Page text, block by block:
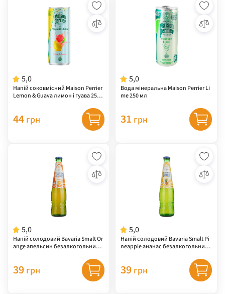
5,0
Напій соковмісний Maison Perrier
Lemon & Guava лимон і гуава 250
44 грн
5,0
Вода мінеральна Maison Perrier Li
me 250 мл
31 грн
5,0
Напій солодовий Bavaria Smalt Or
ange апельсин безалкогольний
39 грн
5,0
Напій солодовий Bavaria Smalt Pi
neapple ананас безалкогольний
39 грн